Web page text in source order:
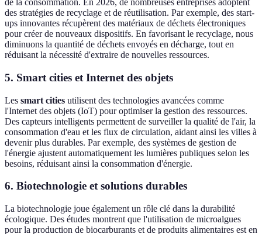
de la consommation. En 2026, de nombreuses entreprises adoptent
des stratégies de recyclage et de réutilisation. Par exemple, des start-
ups innovantes récupèrent des matériaux de déchets électroniques
pour créer de nouveaux dispositifs. En favorisant le recyclage, nous
diminuons la quantité de déchets envoyés en décharge, tout en
réduisant la nécessité d'extraire de nouvelles ressources.
5. Smart cities et Internet des objets
Les smart cities utilisent des technologies avancées comme
l'Internet des objets (IoT) pour optimiser la gestion des ressources.
Des capteurs intelligents permettent de surveiller la qualité de l'air, la
consommation d'eau et les flux de circulation, aidant ainsi les villes à
devenir plus durables. Par exemple, des systèmes de gestion de
l'énergie ajustent automatiquement les lumières publiques selon les
besoins, réduisant ainsi la consommation d'énergie.
6. Biotechnologie et solutions durables
La biotechnologie joue également un rôle clé dans la durabilité
écologique. Des études montrent que l'utilisation de microalgues
pour la production de biocarburants et de produits alimentaires est en